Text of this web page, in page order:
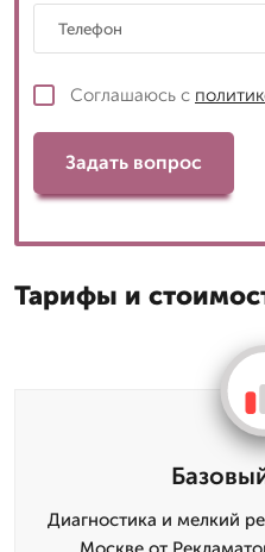
Соглашаюсь с
Задать вопрос
Тарифы и
Диагностика и мелкий